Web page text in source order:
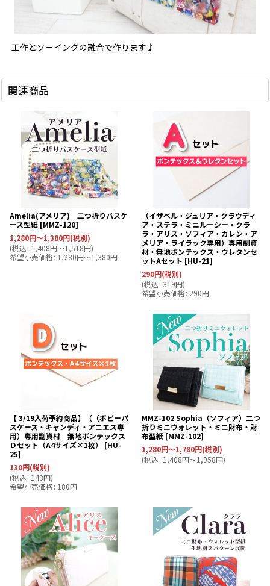
工作とソーイングの融合で作ります♪
関連商品
Amelia(アメリア) 二つ折りパスケ
ース型紙 [MMZ-120]
1,280円～1,380円(税別)
(税込: 1,408円～1,518円)
希望小売価格: 1,280円～1,380円
（イザベル・ジュリア・クラウディ
ア・ステラ・ミニルーシー・クラ
ラ・アリス・ソフィア・カレン・ア
メリア・ライラック専用）専用副資
材・無地ボンテックス・ウレタンセ
ットAセット [HU-21]
290円(税別)
(税込: 319円)
希望小売価格: 290円
【 3/19入荷予約商品】（（ポピーパ
スケース・キャンディ・アニエス専
用）専用副資材 無地ボンテックス
Ｄセット（A4サイズ×1枚）
[HU-
25]
130円(税別)
(税込: 143円)
希望小売価格: 180円
MMZ-102 Sophia（ソフィア）二つ
折りミニウォレット・ミニ財布・財
布型紙 [MMZ-102]
1,280円～1,780円(税別)
(税込: 1,408円～1,958円)